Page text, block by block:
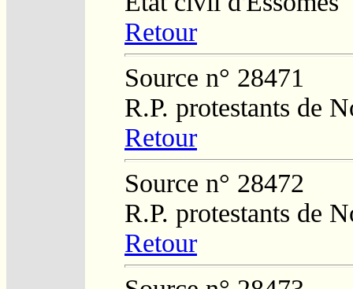
Retour
Source n° 28471
R.P. protestants de
Retour
Source n° 28472
R.P. protestants de
Retour